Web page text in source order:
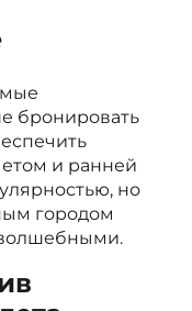
бронировать
и ранней
но
городом